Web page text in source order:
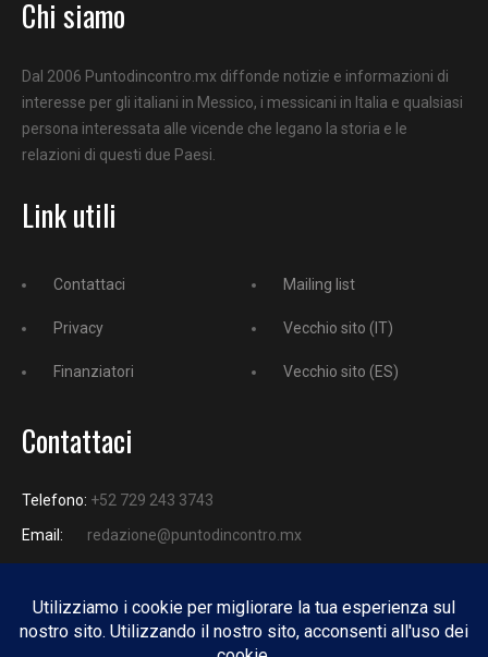
Chi siamo
Dal 2006 Puntodincontro.mx diffonde notizie e informazioni di
interesse per gli italiani in Messico, i messicani in Italia e qualsiasi
persona interessata alle vicende che legano la storia e le
relazioni di questi due Paesi.
Link utili
Contattaci
Privacy
Finanziatori
Mailing list
Vecchio sito (IT)
Vecchio sito (ES)
Contattaci
Telefono: +52 729 243 3743
Email:
redazione@puntodincontro.mx
PUNTODINCONTRO